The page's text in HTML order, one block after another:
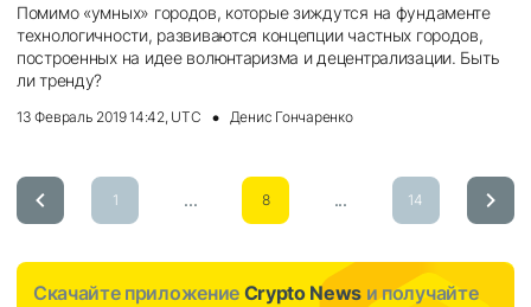
Помимо «умных» городов, которые зиждутся на фундаменте
технологичности, развиваются концепции частных городов,
построенных на идее волюнтаризма и децентрализации. Быть
ли тренду?
13 Февраль 2019 14:42, UTC Денис Гончаренко
1 ... 8 ... 14
Скачайте приложение Crypto News и получайте